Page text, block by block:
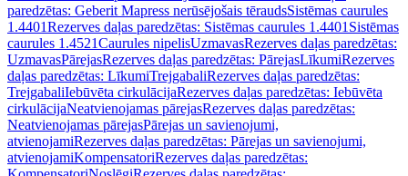
paredzētas: Geberit Mapress nerūsējošais tēraudsSistēmas caurules
1.4401Rezerves daļas paredzētas: Sistēmas caurules 1.4401 Sistēmas
caurules 1.4521Caurules nipelisUzmavasRezerves daļas paredzētas:
UzmavasPārejasRezerves daļas paredzētas: PārejasLīkumiRezerves
daļas paredzētas: LīkumiTrejgabaliRezerves daļas paredzētas:
TrejgabaliIebūvēta cirkulācijaRezerves daļas paredzētas: Iebūvēta
cirkulācijaNeatvienojamas pārejasRezerves daļas paredzētas:
Neatvienojamas pārejasPārejas un savienojumi,
atvienojamiRezerves daļas paredzētas: Pārejas un savienojumi,
atvienojamiKompensatoriRezerves daļas paredzētas: